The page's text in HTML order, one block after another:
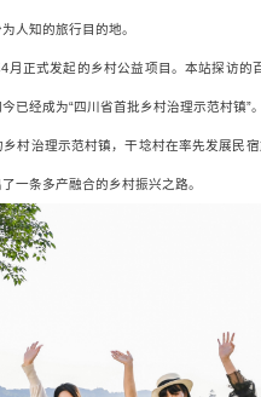
人知的旅行目的地。
月正式发起的乡村公益项目。本站探访
已经成为“四川省首批乡村治理示范村镇”。
村治理示范村镇，干埝村在率先发展民
一条多产融合的乡村振兴之路。